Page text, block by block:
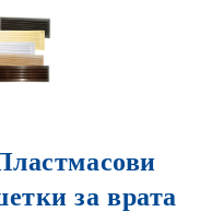
за врата